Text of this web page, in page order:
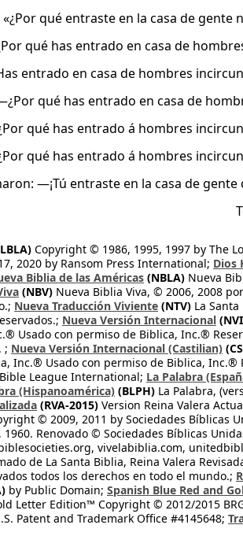
qué entraste en la casa de gente
qué has entrado en casa de
entrado en casa de hombres
qué has entrado en casa de
qué has entrado á hombres
qué has entrado á hombres
—¡Tú entraste en la casa de
Copyright © 1986, 1995, 1997 by The
2020 by Ransom Press International; Dios
Biblia de las Américas (NBLA) Nueva
(NBV) Nueva Biblia Viva, © 2006, 2008
Nueva Traducción Viviente (NTV) La
Nueva Versión Internacional
Usado con permiso de Biblica, Inc.®
; Nueva Versión Internacional (Castilian)
Inc.® Usado con permiso de Biblica,
League International; La Palabra
(Hispanoamérica) (BLPH) La Palabra,
(RVA-2015) Version Reina Valera
© 2009, 2011 by Sociedades Bíblicas
Renovado © Sociedades Bíblicas
vivelabiblia.com,
de La Santa Biblia, Reina Valera
todos los derechos en todo el mundo.;
by Public Domain; Spanish Blue Red and
Letter Edition™ Copyright © 2012/2015
Patent and Trademark Office #4145648;